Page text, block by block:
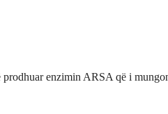
enzimin ARSA që i